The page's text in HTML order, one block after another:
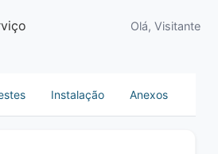
Olá, Visitante
Instalação Anexos